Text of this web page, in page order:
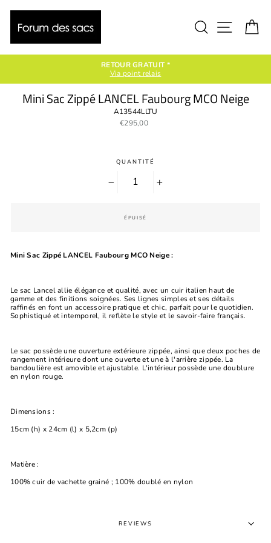
Rechercher
RETOUR GRATUIT *
Via point relais
Mini Sac Zippé LANCEL Faubourg MCO Neige
A13544LLTU
Prix
€295,00
QUANTITÉ
+
ÉPUISÉ
Mini Sac Zippé LANCEL Faubourg MCO Neige :
Le sac Lancel allie élégance et qualité, avec un cuir italien haut de
gamme et des finitions soignées. Ses lignes simples et ses détails
raffinés en font un accessoire pratique et chic, parfait pour le quotidien.
Sophistiqué et intemporel, il reflète le style et le savoir-faire français.
Le sac possède une ouverture extérieure zippée, ainsi que deux poches de
rangement intérieure dont une ouverte et une à l'arrière zippée. La
bandoulière est amovible et ajustable. L'intérieur possède une doublure
en nylon rouge.
Dimensions :
15cm (h) x 24cm (l) x 5,2cm (p)
Matière :
100% cuir de vachette grainé ; 100% doublé en nylon
REVIEWS